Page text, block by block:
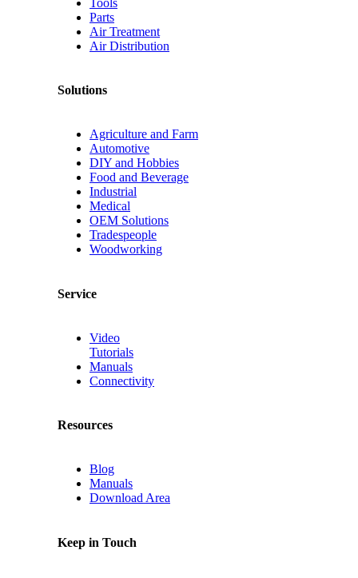
Parts
Air Treatment
Air Distribution
Solutions
Agriculture and Farm
Automotive
DIY and Hobbies
Food and Beverage
Industrial
Medical
OEM Solutions
Tradespeople
Woodworking
Service
Video
Tutorials
Manuals
Connectivity
Resources
Blog
Manuals
Download Area
Keep in Touch